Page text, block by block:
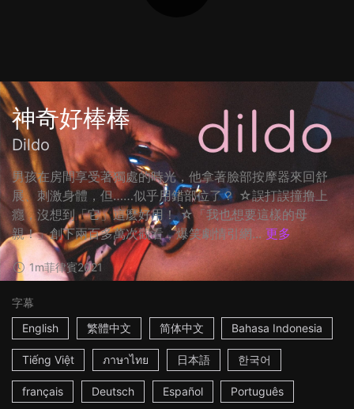
神奇好棒棒
Dildo
男孩在房間享受著獨處的時光，他拿著臉部按摩器來回舒
展、刺激身體，但……似乎用錯部位了？ ☆誤打誤撞撸上
癮，沒想到「它」這麼好用！ ☆「我也想要這樣的母
親！」創下兩百多萬次觀看，爆笑劇情引網... 更多
1m菲律賓2021
字幕
English
繁體中文 简体中文 Bahasa Indonesia
Tiếng Việt ภาษาไทย 日本語 한국어
français Deutsch Español Português